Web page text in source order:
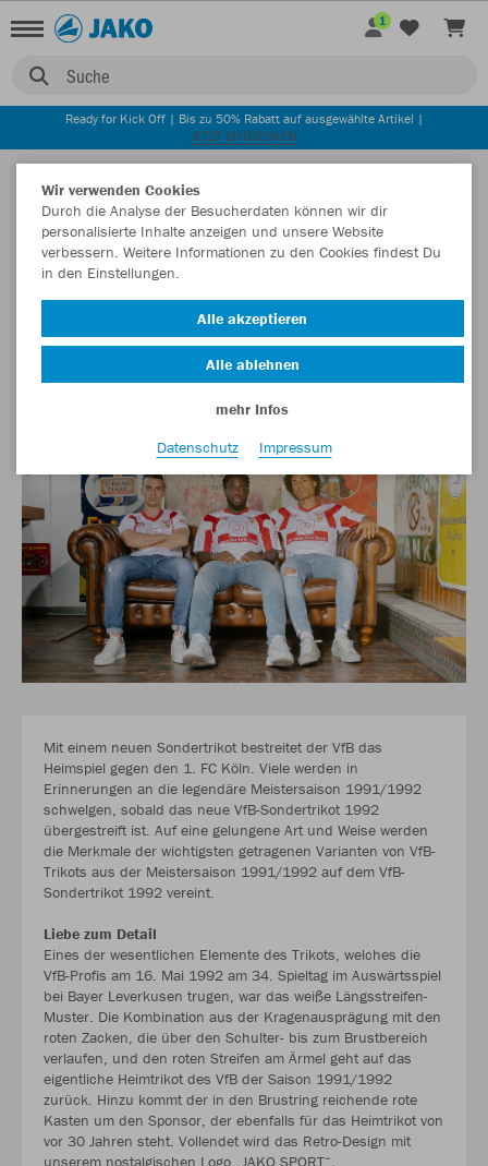
Suche
1
Ready for Kick Off | Bis zu 50% Rabatt auf ausgewählte Artikel |
JETZT ENTDECKEN
11.05.2022
Mit dem Geist von 1992 ins Saisonfinale
Anlässlich der Meisterschaft vor 30 Jahren haben wir mit
dem VfB Stuttgart ein Sondertrikot im Retro-Look gestaltet.
Mit einem neuen Sondertrikot bestreitet der VfB das
Heimspiel gegen den 1. FC Köln. Viele werden in
Erinnerungen an die legendäre Meistersaison 1991/1992
schwelgen, sobald das neue VfB-Sondertrikot 1992
übergestreift ist. Auf eine gelungene Art und Weise werden
die Merkmale der wichtigsten getragenen Varianten von VfB-
Trikots aus der Meistersaison 1991/1992 auf dem VfB-
Sondertrikot 1992 vereint.
Liebe zum Detail
Eines der wesentlichen Elemente des Trikots, welches die
VfB-Profis am 16. Mai 1992 am 34. Spieltag im Auswärtsspiel
bei Bayer Leverkusen trugen, war das weiße Längsstreifen-
Muster. Die Kombination aus der Kragenausprägung mit den
roten Zacken, die über den Schulter- bis zum Brustbereich
verlaufen, und den roten Streifen am Ärmel geht auf das
eigentliche Heimtrikot des VfB der Saison 1991/1992
zurück. Hinzu kommt der in den Brustring reichende rote
Kasten um den Sponsor, der ebenfalls für das Heimtrikot von
vor 30 Jahren steht. Vollendet wird das Retro-Design mit
unserem nostalgischen Logo „JAKO SPORT“.
Wir verwenden Cookies
Durch die Analyse der Besucherdaten können wir dir
personalisierte Inhalte anzeigen und unsere Website
verbessern. Weitere Informationen zu den Cookies findest Du
in den Einstellungen.
Alle akzeptieren
Alle ablehnen
mehr Infos
Datenschutz
Impressum